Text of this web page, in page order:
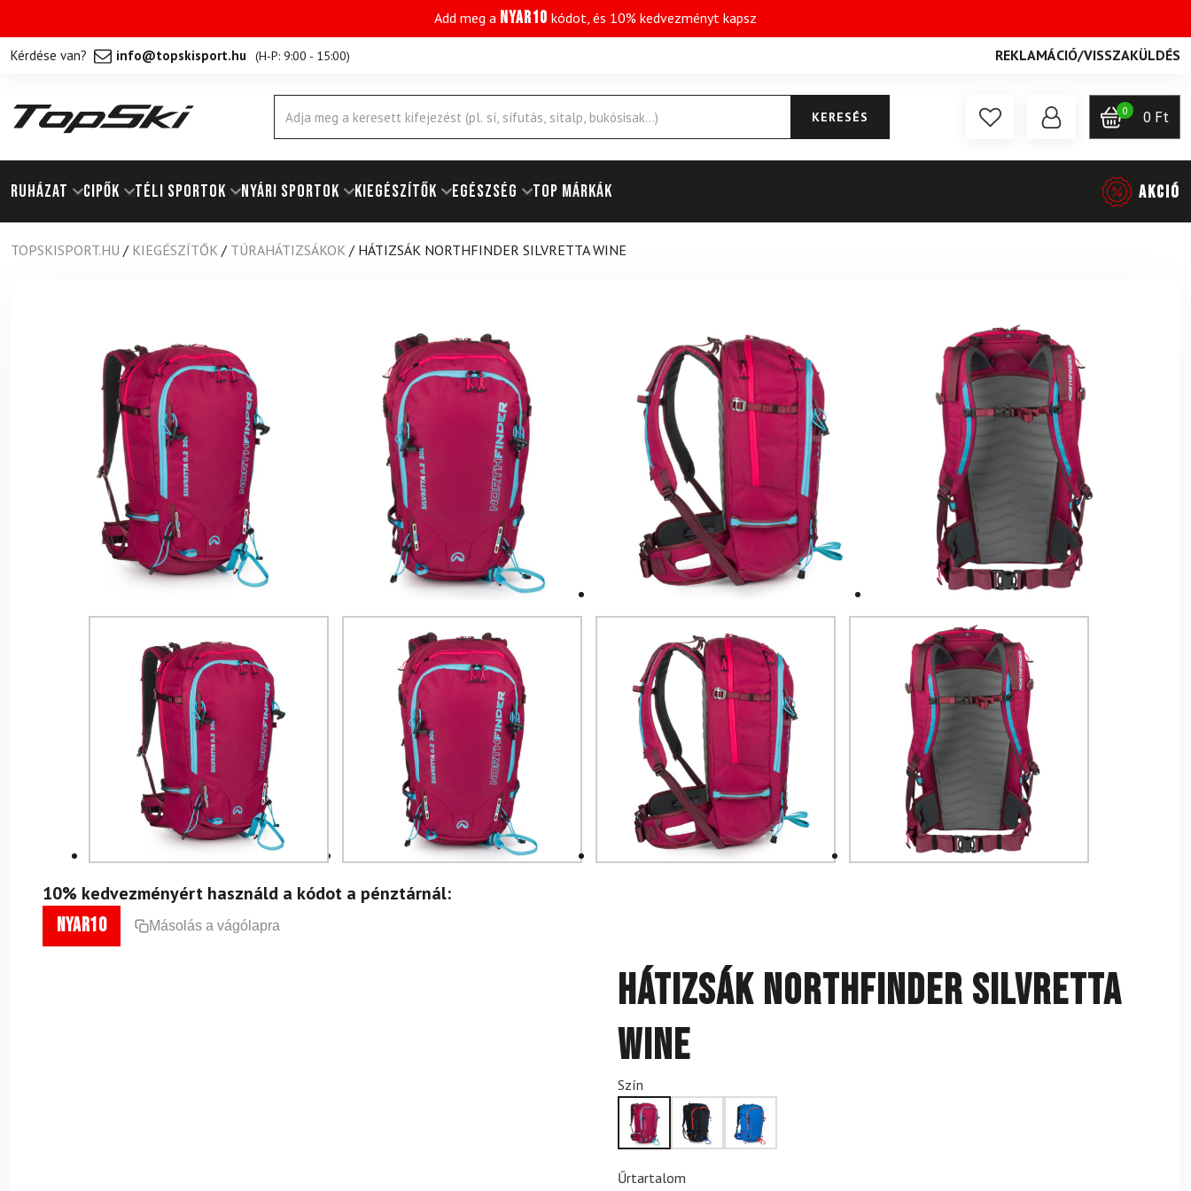
Add meg a NYAR10 kódot, és 10% kedvezményt kapsz
Kérdése van? info@topskisport.hu (H-P: 9:00 - 15:00) REKLAMÁCIÓ/VISSZAKÜLDÉS
Products
search
KERESÉS 0 0 Ft
RUHÁZAT Cipők TÉLI SPORTOK NYÁRI SPORTOK KIEGÉSZÍTŐK EGÉSZSÉG Top márkák AKCIÓ
TOPSKISPORT.HU / KIEGÉSZÍTŐK / TÚRAHÁTIZSÁKOK / HÁTIZSÁK NORTHFINDER SILVRETTA WINE
10% kedvezményért használd a kódot a pénztárnál:
nyar10 Másolás a vágólapra
Hátizsák NORTHFINDER Silvretta
Wine
Szín
Űrtartalom